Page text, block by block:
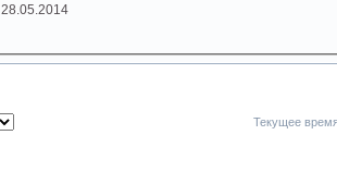
28.05.2014
Текущее